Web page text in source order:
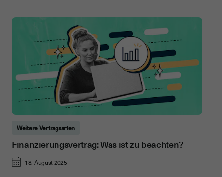
Weitere Vertragsarten
Finanzierungsvertrag: Was ist zu beachten?
18. August 2025